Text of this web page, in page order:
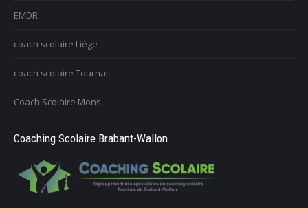
EMDR
coach scolaire Liège
coach scolaire Tournai
Coach Scolaire Mons
Coaching Scolaire Brabant-Wallon